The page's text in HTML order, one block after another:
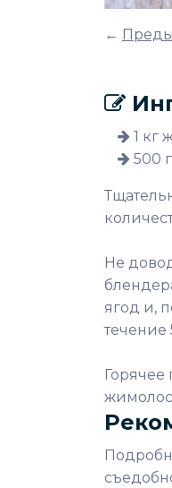
←
1 кг
500
Не
ягод и,
течение